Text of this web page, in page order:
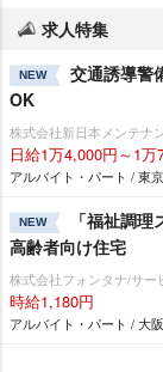
求人特集
NEW
交通誘導警
OK
株式会社新日本メンテナ
日給1万4,000円～1万
アルバイト・パート / 東
NEW
「福祉調
高齢者向け住宅
株式会社フォンタナ/サー
時給1,180円
アルバイト・パート / 大